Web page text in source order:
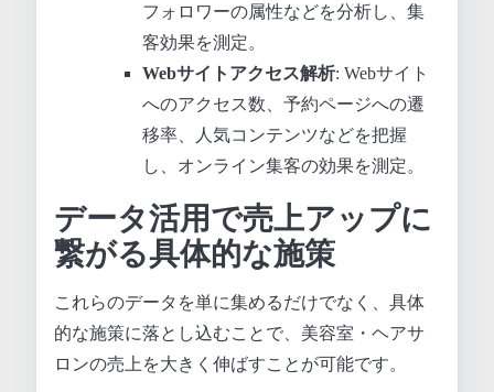
フォロワーの属性などを分析し、集
客効果を測定。
Webサイトアクセス解析: Webサイト
へのアクセス数、予約ページへの遷
移率、人気コンテンツなどを把握
し、オンライン集客の効果を測定。
データ活用で売上アップに
繋がる具体的な施策
これらのデータを単に集めるだけでなく、具体
的な施策に落とし込むことで、美容室・ヘアサ
ロンの売上を大きく伸ばすことが可能です。